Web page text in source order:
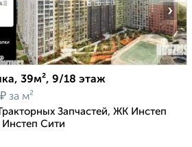
›
39м², 9/18 этаж
₽ за м²
Запчастей, ЖК Инстеп
Сити